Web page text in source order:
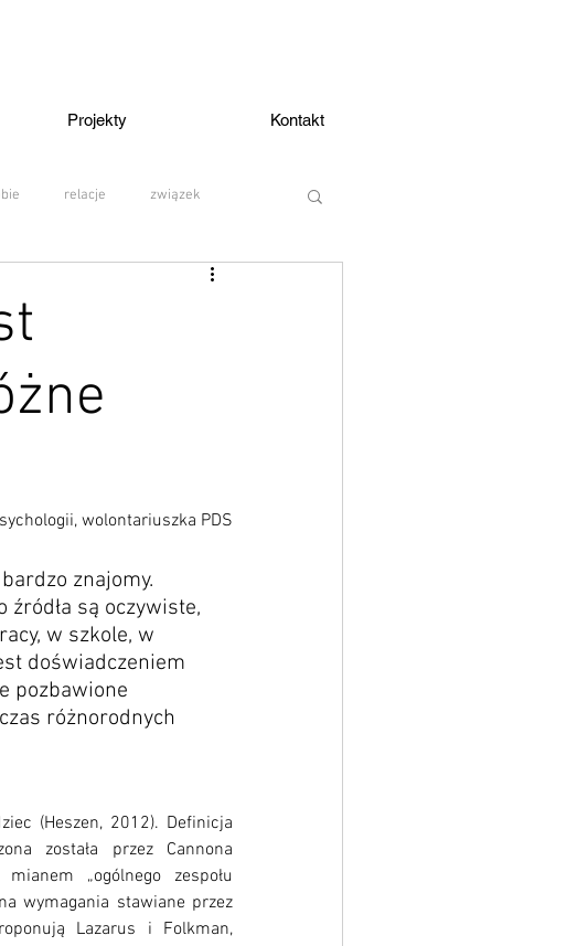
Projekty Kontakt
relacje związek
rozmowa
wolontariuszka PDS
znajomy.
źródła są oczywiste,
w szkole, w
doświadczeniem
pozbawione
różnorodnych
(Heszen, 2012). Definicja
została przez Cannona
„ogólnego zespołu
wymagania stawiane przez
Lazarus i Folkman,